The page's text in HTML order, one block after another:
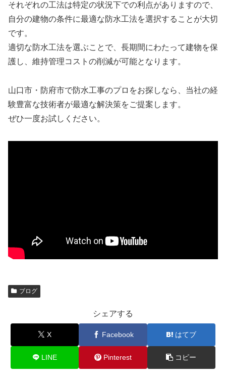
それぞれの工法は特定の状況下での利点がありますので、
自分の建物の条件に最適な防水工法を選択することが大切
です。
適切な防水工法を選ぶことで、長期間にわたって建物を保
護し、維持管理コストの削減が可能となります。
山口市・防府市で防水工事のプロをお探しなら、当社の経
験豊富な技術者が最適な解決策をご提案します。
ぜひ一度お試しください。
ブログ
シェアする
X Facebook はてブ
LINE Pinterest コピー